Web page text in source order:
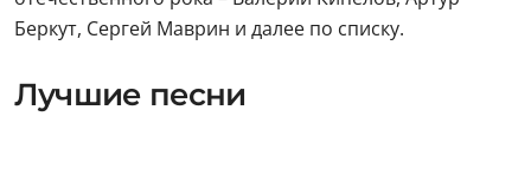
Беркут, Сергей Маврин и далее по списку.
Лучшие песни